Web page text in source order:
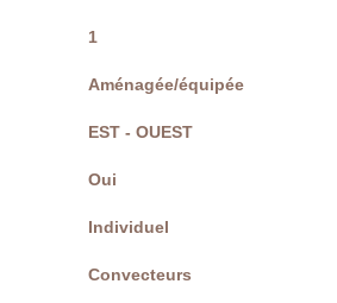
1
Aménagée/équipée
EST - OUEST
Oui
Individuel
Convecteurs